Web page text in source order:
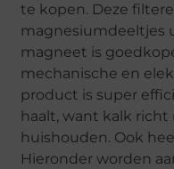
te kopen. Deze
magnesiumdeeltjes
magneet is
mechanische en
product is super
haalt, want kalk richt
huishouden. Ook
Hieronder worden